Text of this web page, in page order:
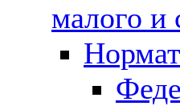
малого и